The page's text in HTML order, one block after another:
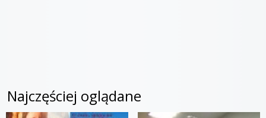
Najczęściej oglądane